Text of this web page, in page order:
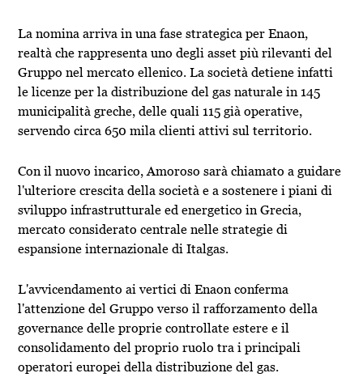
La nomina arriva in una fase strategica per Enaon,
realtà che rappresenta uno degli asset più rilevanti del
Gruppo nel mercato ellenico. La società detiene infatti
le licenze per la distribuzione del gas naturale in 145
municipalità greche, delle quali 115 già operative,
servendo circa 650 mila clienti attivi sul territorio.
Con il nuovo incarico, Amoroso sarà chiamato a guidare
l'ulteriore crescita della società e a sostenere i piani di
sviluppo infrastrutturale ed energetico in Grecia,
mercato considerato centrale nelle strategie di
espansione internazionale di Italgas.
L'avvicendamento ai vertici di Enaon conferma
l'attenzione del Gruppo verso il rafforzamento della
governance delle proprie controllate estere e il
consolidamento del proprio ruolo tra i principali
operatori europei della distribuzione del gas.